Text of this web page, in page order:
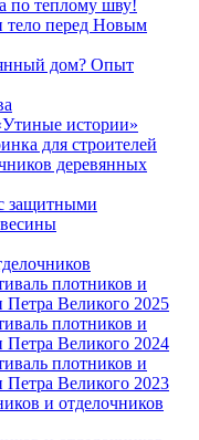
по теплому шву!
тело перед Новым
дом? Опыт
истории»
для строителей
деревянных
защитными
плотников и
Петра Великого 2025
плотников и
Петра Великого 2024
плотников и
Петра Великого 2023
и отделочников